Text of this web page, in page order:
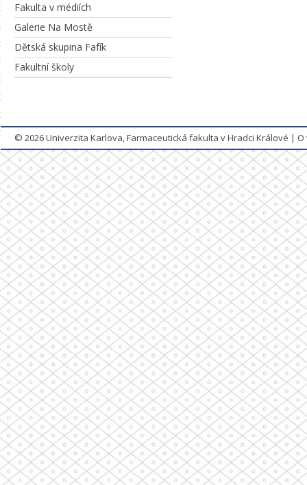
Fakulta v médiích
Galerie Na Mostě
Dětská skupina Fafík
Fakultní školy
© 2026Univerzita Karlova, Farmaceutická fakulta v Hradci Králové |